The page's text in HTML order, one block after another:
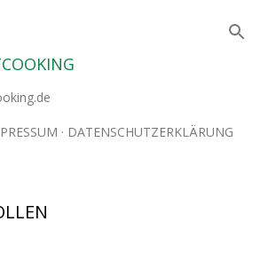
DATENSCHUTZERKLÄRUNG